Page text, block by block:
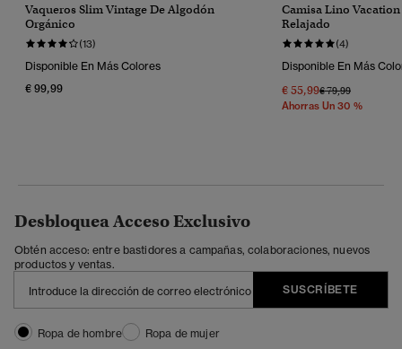
Vaqueros Slim Vintage De Algodón
Orgánico
(13)
Disponible En Más Colores
€ 99,99
Camisa Lino
Relajado
(4)
Disponible En Más
€ 55,99Precio Rebajado
€ 79,99A
Ahorras Un 30 %
Desbloquea Acceso Exclusivo
Obtén acceso: entre bastidores a campañas, colaboraciones, nuevos
productos y ventas.
SUSCRÍBETE
Ropa de hombre
Ropa de mujer